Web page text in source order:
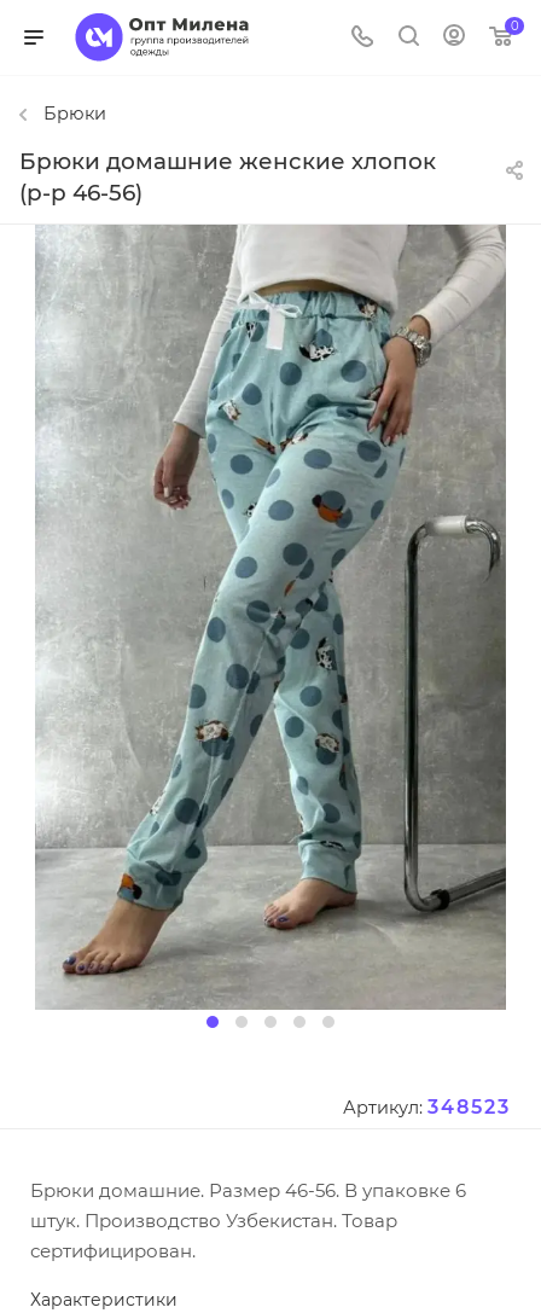
0
Брюки
Брюки домашние женские хлопок
(р-р 46-56)
Артикул: 348523
Брюки домашние. Размер 46-56. В упаковке 6
штук. Производство Узбекистан. Товар
сертифицирован.
Характеристики